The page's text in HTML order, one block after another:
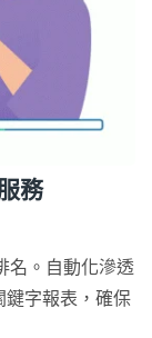
務
名。自動化滲透
鍵字報表，確保